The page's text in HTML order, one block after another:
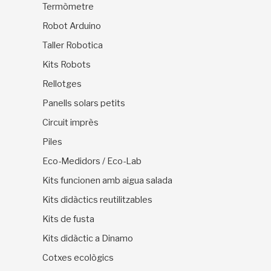
Termòmetre
Robot Arduino
Taller Robotica
Kits Robots
Rellotges
Panells solars petits
Circuit imprès
Piles
Eco-Medidors / Eco-Lab
Kits funcionen amb aigua salada
Kits didàctics reutilitzables
Kits de fusta
Kits didàctic a Dinamo
Cotxes ecològics